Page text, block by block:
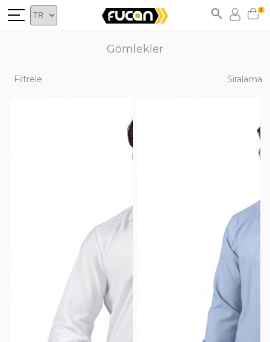
0
Gömlekler
Filtrele Sıralama